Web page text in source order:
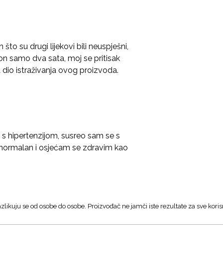
su drugi lijekovi bili neuspješni,
samo dva sata, moj se pritisak
istraživanja ovog proizvoda.
hipertenzijom, susreo sam se s
i osjećam se zdravim kao
se od osobe do osobe. Proizvođač ne jamči iste rezultate za sve